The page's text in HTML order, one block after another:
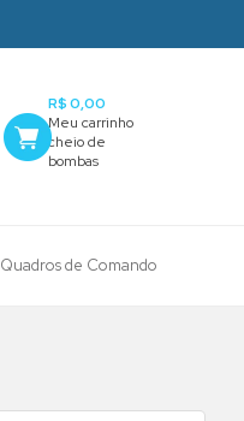
R$ 0,00
Quadros de Comando